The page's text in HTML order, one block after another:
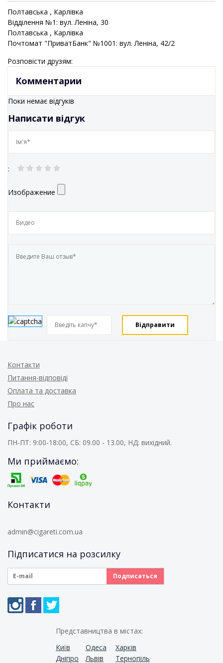
Полтавська , Карлівка
Відділення №1: вул. Леніна, 30
Полтавська , Карлівка
Почтомат "ПриватБанк" №1001: вул. Леніна, 42/2
Розповісти друзям:
Комментарии
Поки немає відгуків
Написати відгук
:
Изображение
Контакти
Питання-відповіді
Оплата та доставка
Про нас
Графік роботи
ПН-ПТ: 9:00-18:00, СБ: 09.00 - 13.00, НД: вихідний.
Ми приймаємо:
Контакти
admin@cigareti.com.ua
Підписатися на розсилку
Представництва в містах:
Київ
Одеса
Харків
Дніпро
Львів Тернопіль